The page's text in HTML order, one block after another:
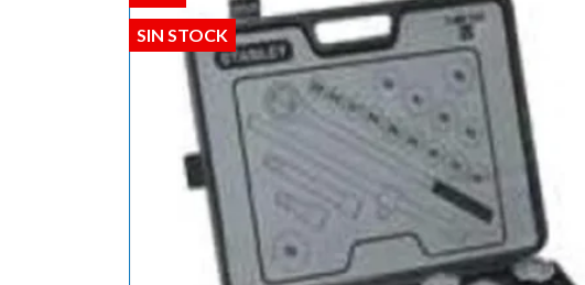
SIN STOCK